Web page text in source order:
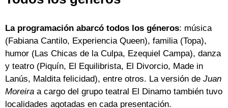
La programación abarcó todos los géneros: música
(Fabiana Cantilo, Experiencia Queen), familia (Topa),
humor (Las Chicas de la Culpa, Ezequiel Campa), danza
y teatro (Piquín, El Equilibrista, El Divorcio, Made in
Lanús, Maldita felicidad), entre otros. La versión de Juan
Moreira a cargo del grupo teatral El Dinamo también tuvo
localidades agotadas en cada presentación.